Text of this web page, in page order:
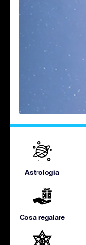
Astrologia
Cosa regalare